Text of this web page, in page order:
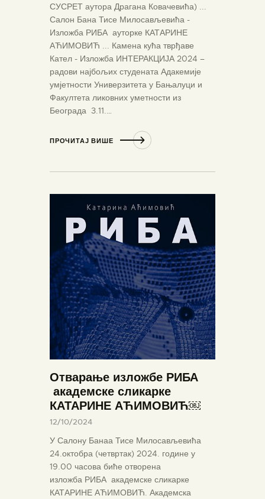
СУСРЕТ аутора Драгана Ковачевића) ...
Салон Бана Тисе Милосављевића -
Изложба РИБА ауторке КАТАРИНЕ
АЋИМОВИЋ ... Камена кућа тврђаве
Кател - Изложба ИНТЕРАКЦИЈА 2024 –
радови најбољих студената Адакемије
умјетности Универзитета у Бањалуци и
Факултета ликовних уметности из
Београда 3.11.…
ПРОЧИТАЈ ВИШЕ
Отварање изложбе РИБА
академске сликарке
КАТАРИНЕ АЋИМОВИЋ￼
12/10/2024
У Салону Банаа Тисе Милосављевића
24.октобра (четвртак) 2024. године у
19.00 часова биће отворена
изложба РИБА академске сликарке
КАТАРИНЕ АЋИМОВИЋ. Академска